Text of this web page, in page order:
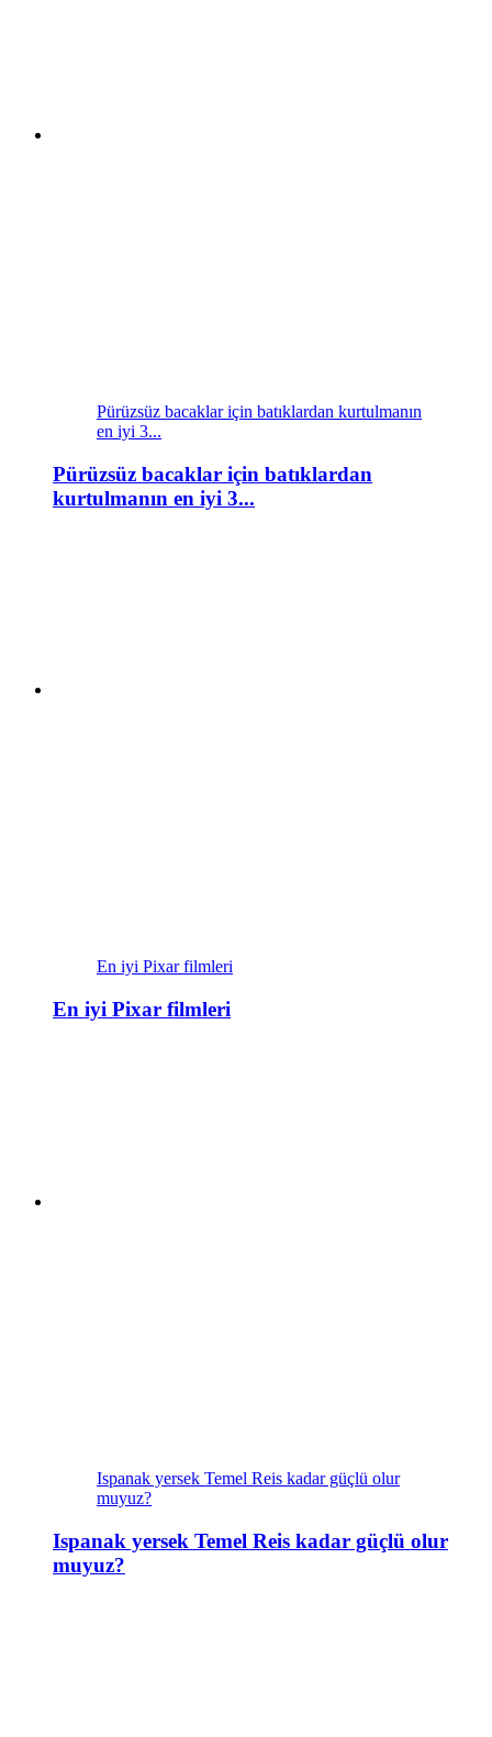
Pürüzsüz bacaklar için batıklardan kurtulmanın
en iyi 3...
Pürüzsüz bacaklar için batıklardan
kurtulmanın en iyi 3...
En iyi Pixar filmleri
En iyi Pixar filmleri
Ispanak yersek Temel Reis kadar güçlü olur
muyuz?
Ispanak yersek Temel Reis kadar güçlü olur
muyuz?